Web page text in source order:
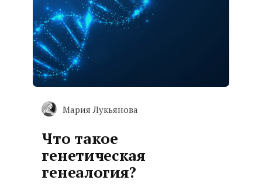
Мария Лукьянова
Что такое
генетическая
генеалогия?